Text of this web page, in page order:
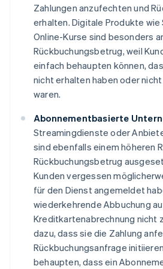
Zahlungen anzufechten und
erhalten. Digitale Produkte
Online-Kurse sind besonders
Rückbuchungsbetrug, weil
einfach behaupten können,
nicht erhalten haben oder
waren.
Abonnementbasierte
Streamingdienste oder
sind ebenfalls einem höheren
Rückbuchungsbetrug
Kunden vergessen
für den Dienst angemeldet
wiederkehrende Abbuchung
Kreditkartenabrechnung nicht
dazu, dass sie die Zahlung
Rückbuchungsanfrage
behaupten, dass ein